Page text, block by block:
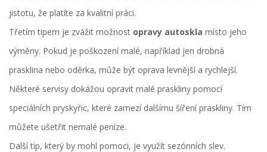
jistotu, že platíte za kvalitní práci.
Třetím tipem je zvážit možnost opravy autoskla místo jeho
výměny. Pokud je poškození malé, například jen drobná
prasklina nebo oděrka, může být oprava levnější a rychlejší.
Některé servisy dokážou opravit malé praskliny pomocí
speciálních pryskyřic, které zamezí dalšímu šíření praskliny. Tím
můžete ušetřit nemalé peníze.
Další tip, který by mohl pomoci, je využít sezónních slev.